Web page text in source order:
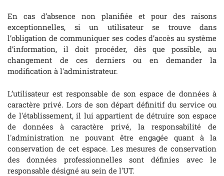
En cas d’absence non planifiée et pour des raisons
exceptionnelles, si un utilisateur se trouve dans
l’obligation de communiquer ses codes d’accès au système
d’information, il doit procéder, dès que possible, au
changement de ces derniers ou en demander la
modification à l'administrateur.
L’utilisateur est responsable de son espace de données à
caractère privé. Lors de son départ définitif du service ou
de l'établissement, il lui appartient de détruire son espace
de données à caractère privé, la responsabilité de
l'administration ne pouvant être engagée quant à la
conservation de cet espace. Les mesures de conservation
des données professionnelles sont définies avec le
responsable désigné au sein de l'UT.